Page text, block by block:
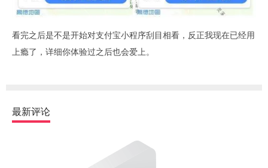
看完之后是不是开始对支付宝小程序刮目相看，反正我现在已经用
上瘾了，详细你体验过之后也会爱上。
最新评论